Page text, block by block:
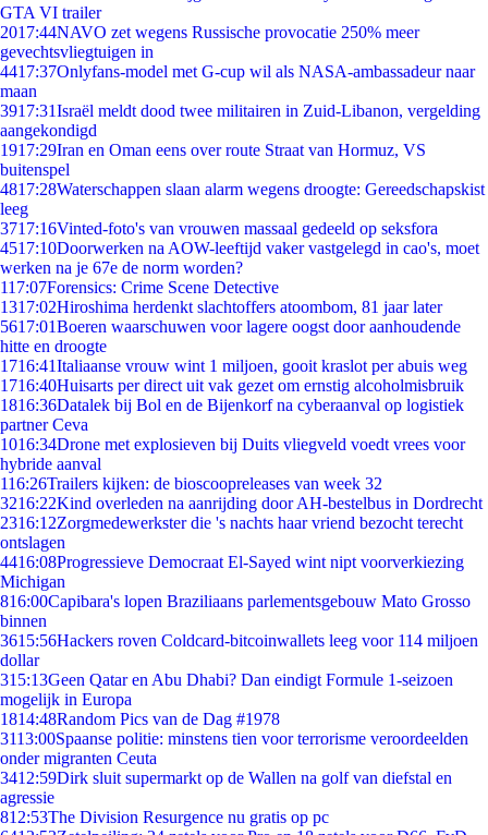
GTA VI trailer
2017:44NAVO zet wegens Russische provocatie 250% meer
gevechtsvliegtuigen in
4417:37Onlyfans-model met G-cup wil als NASA-ambassadeur naar
maan
3917:31Israël meldt dood twee militairen in Zuid-Libanon, vergelding
aangekondigd
1917:29Iran en Oman eens over route Straat van Hormuz, VS
buitenspel
4817:28Waterschappen slaan alarm wegens droogte: Gereedschapskist
leeg
3717:16Vinted-foto's van vrouwen massaal gedeeld op seksfora
4517:10Doorwerken na AOW-leeftijd vaker vastgelegd in cao's, moet
werken na je 67e de norm worden?
117:07Forensics: Crime Scene Detective
1317:02Hiroshima herdenkt slachtoffers atoombom, 81 jaar later
5617:01Boeren waarschuwen voor lagere oogst door aanhoudende
hitte en droogte
1716:41Italiaanse vrouw wint 1 miljoen, gooit kraslot per abuis weg
1716:40Huisarts per direct uit vak gezet om ernstig alcoholmisbruik
1816:36Datalek bij Bol en de Bijenkorf na cyberaanval op logistiek
partner Ceva
1016:34Drone met explosieven bij Duits vliegveld voedt vrees voor
hybride aanval
116:26Trailers kijken: de bioscoopreleases van week 32
3216:22Kind overleden na aanrijding door AH-bestelbus in Dordrecht
2316:12Zorgmedewerkster die 's nachts haar vriend bezocht terecht
ontslagen
4416:08Progressieve Democraat El-Sayed wint nipt voorverkiezing
Michigan
816:00Capibara's lopen Braziliaans parlementsgebouw Mato Grosso
binnen
3615:56Hackers roven Coldcard-bitcoinwallets leeg voor 114 miljoen
dollar
315:13Geen Qatar en Abu Dhabi? Dan eindigt Formule 1-seizoen
mogelijk in Europa
1814:48Random Pics van de Dag #1978
3113:00Spaanse politie: minstens tien voor terrorisme veroordeelden
onder migranten Ceuta
3412:59Dirk sluit supermarkt op de Wallen na golf van diefstal en
agressie
812:53The Division Resurgence nu gratis op pc